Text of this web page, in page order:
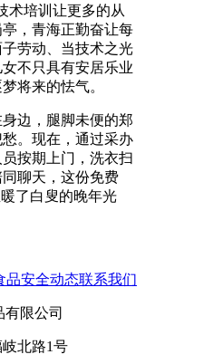
术培训让更多的从
，青海正勤奋让每
劳动、当技术之光
不只具有安居乐业
将来的怯气。
边，腿脚未便的郑
。现在，通过采办
按期上门，洗衣扫
聊天，这份免费
了白叟的晚年光
品安全动态联系我们
有限公司
北路1号